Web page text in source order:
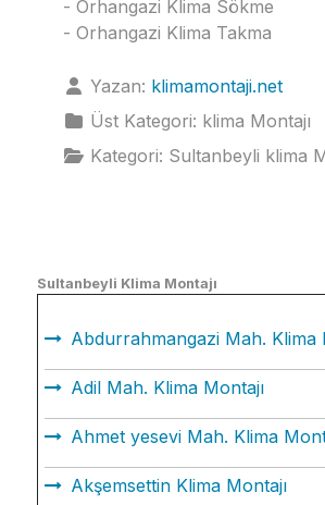
- Orhangazi Klima Sökme
- Orhangazi Klima Takma
Yazan: klimamontaji.net
Üst Kategori: klima Montajı
Kategori: Sultanbeyli klima
Sultanbeyli Klima Montajı
Abdurrahmangazi Mah. Klima
Adil Mah. Klima Montajı
Ahmet yesevi Mah. Klima
Akşemsettin Klima Montajı